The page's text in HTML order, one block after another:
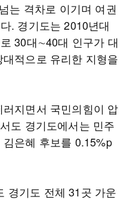
는 격차로 이기며 여권
. 경기도는 2010년대
30대∼40대 인구가 대
적으로 유리한 지형을
지면서 국민의힘이 압
도 경기도에서는 민주
은혜 후보를 0.15%p
경기도 전체 31곳 가운